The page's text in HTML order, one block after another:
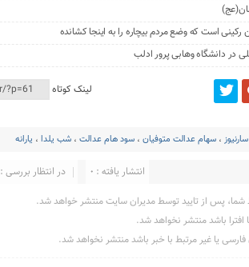
است که وضع مردم بیچاره را به اینجا کشانده
در دانشگاه وهابی پرور ادلب
لینک کوتاه
سارنیوز ،سهام عدالت متوفیان ،سود هام عدالت ،شب یلدا ، یارانه
در انتظار بررسی : 0 انتشار یافته : 0
پس از تایید توسط مدیران سایت منتشر خواهد شد.
باشد منتشر نخواهد شد.
فارسی یا غیر مرتبط با خبر باشد منتشر نخواهد شد.